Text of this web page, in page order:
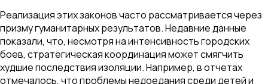
Реализация этих законов часто рассматривается через
призму гуманитарных результатов. Недавние данные
показали, что, несмотря на интенсивность городских
боев, стратегическая координация может смягчить
худшие последствия изоляции. Например, в отчетах
отмечалось, что проблемы недоедания среди детей и